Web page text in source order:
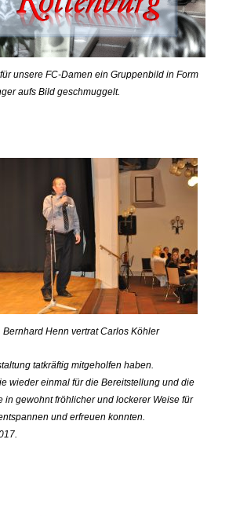
unsere FC-Damen ein Gruppenbild in Form
aufs Bild geschmuggelt.
Bernhard Henn vertrat Carlos Köhler
tatkräftig mitgeholfen haben.
wieder einmal für die Bereitstellung und die
gewohnt fröhlicher und lockerer Weise für
und erfreuen konnten.